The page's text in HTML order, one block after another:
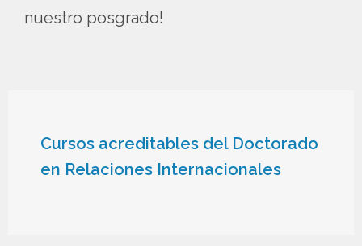
nuestro posgrado!
Cursos acreditables del Doctorado
en Relaciones Internacionales